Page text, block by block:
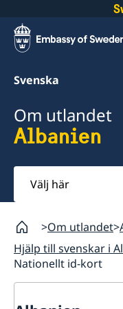
Svenska
Om utlandet
Albanien
Välj
här
Om utlandet
Hjälp till svenskar i
Nationellt id-kort